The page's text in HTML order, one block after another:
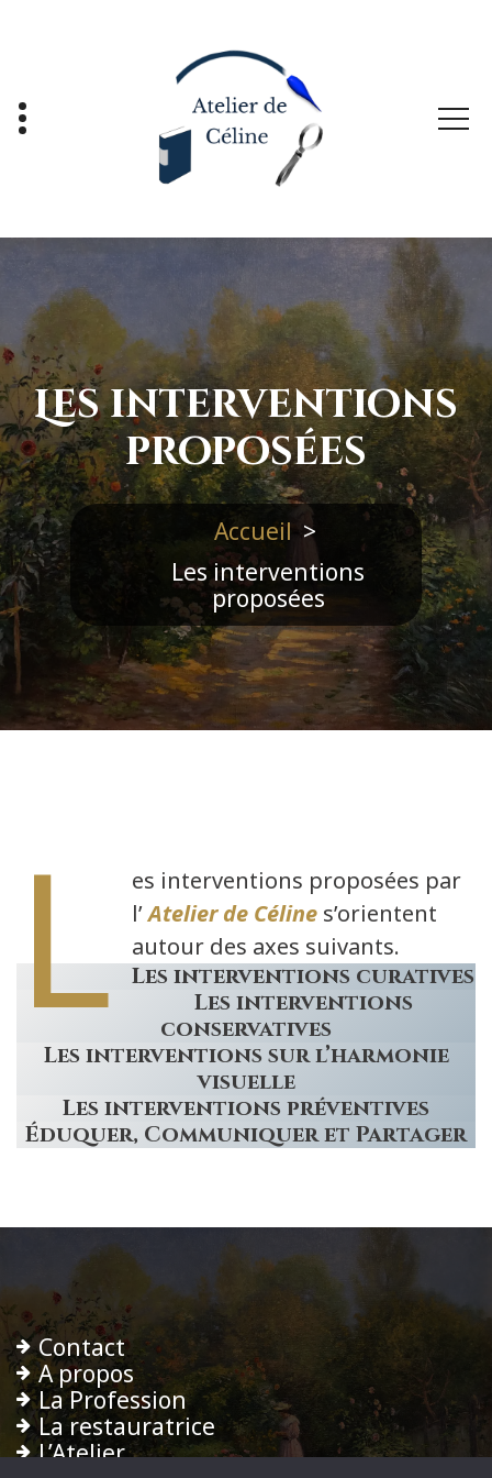
Les interventions
proposées
Accueil >
Les interventions
proposées
L
es interventions proposées par
l’Atelier de Célines’orientent
autour des axes suivants.
Les interventions curatives
Les interventions
conservatives
Les interventions sur l’harmonie
visuelle
Les interventions préventives
Éduquer, Communiquer et Partager
Contact
A propos
La Profession
La restauratrice
L’Atelier